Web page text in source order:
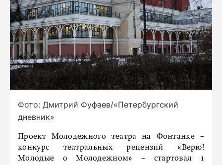
Фото: Дмитрий Фуфаев/«Петербургский
дневник»
Проект Молодежного театра на Фонтанке –
конкурс театральных рецензий «Верю!
Молодые о Молодежном» – стартовал 1